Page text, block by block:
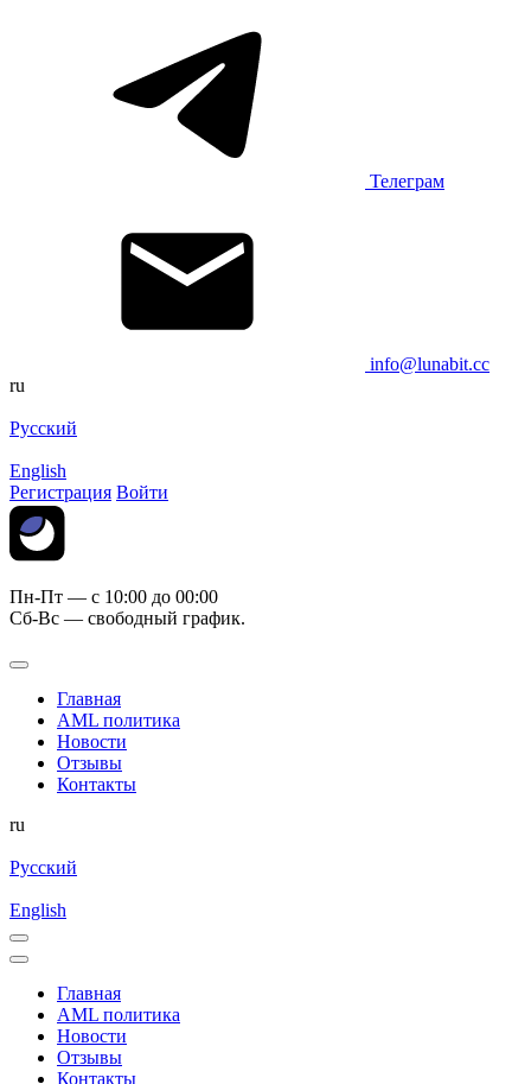
Телеграм
info@lunabit.cc
ru
Русский
English
Регистрация Войти
Пн-Пт — c 10:00 до 00:00
Сб-Вс — свободный график.
Главная
AML политика
Новости
Отзывы
Контакты
ru
Русский
English
Главная
AML политика
Новости
Отзывы
Контакты